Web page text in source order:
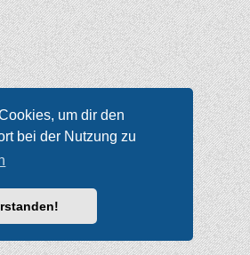
um dir den
bei der Nutzung zu